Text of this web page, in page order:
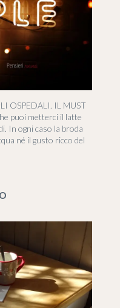
OSPEDALI. IL MUST
puoi metterci il latte
In ogni caso la broda
né il gusto ricco del